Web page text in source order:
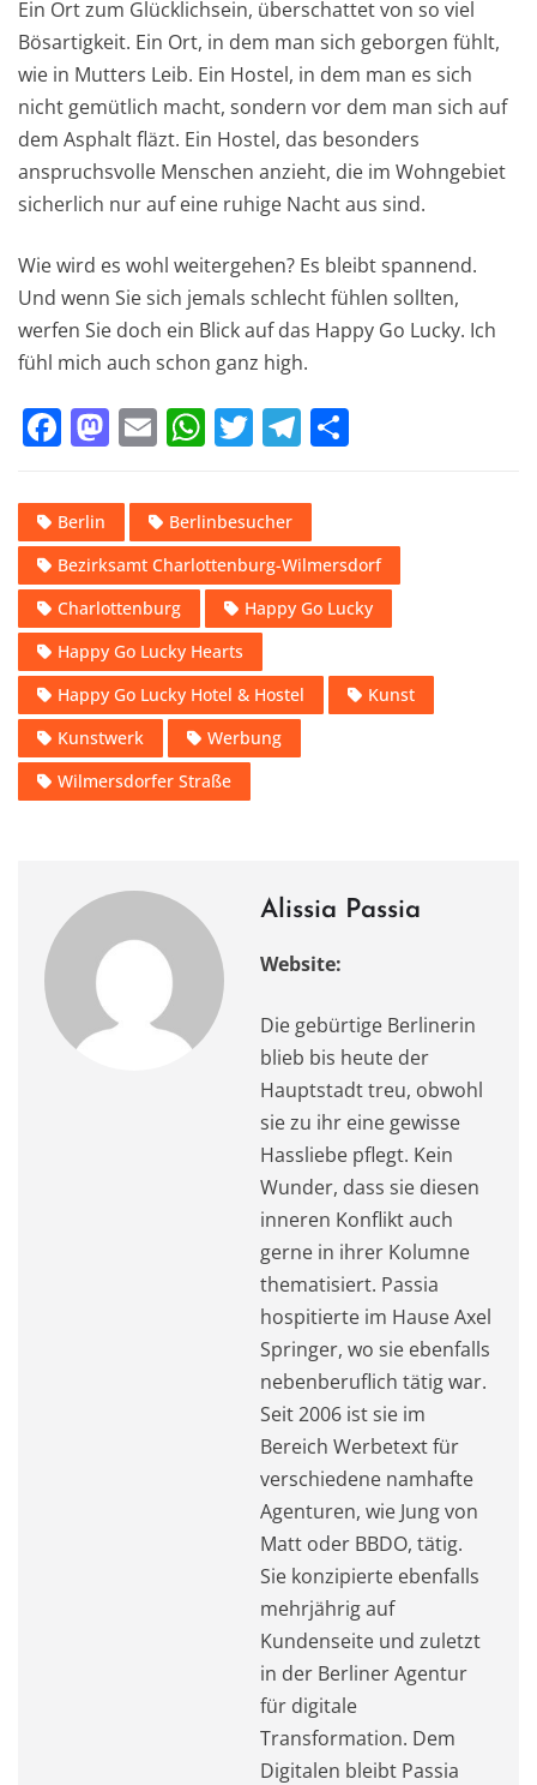
Ein Ort zum Glücklichsein, überschattet von so viel
Bösartigkeit. Ein Ort, in dem man sich geborgen fühlt,
wie in Mutters Leib. Ein Hostel, in dem man es sich
nicht gemütlich macht, sondern vor dem man sich auf
dem Asphalt fläzt. Ein Hostel, das besonders
anspruchsvolle Menschen anzieht, die im Wohngebiet
sicherlich nur auf eine ruhige Nacht aus sind.
Wie wird es wohl weitergehen? Es bleibt spannend.
Und wenn Sie sich jemals schlecht fühlen sollten,
werfen Sie doch ein Blick auf das Happy Go Lucky. Ich
fühl mich auch schon ganz high.
F
c
e
b
o
o
k
M
st
o
d
o
n
E
ai
l
W
at
s
A
p
p
T
it
te
r
T
e
gr
a
m
n
Berlin
Berlinbesucher
Bezirksamt Charlottenburg-Wilmersdorf
Charlottenburg
Happy Go Lucky
Happy Go Lucky Hearts
Happy Go Lucky Hotel & Hostel
Kunst
Kunstwerk
Werbung
Wilmersdorfer Straße
Alissia Passia
Website:
Die gebürtige Berlinerin
blieb bis heute der
Hauptstadt treu, obwohl
sie zu ihr eine gewisse
Hassliebe pflegt. Kein
Wunder, dass sie diesen
inneren Konflikt auch
gerne in ihrer Kolumne
thematisiert. Passia
hospitierte im Hause Axel
Springer, wo sie ebenfalls
nebenberuflich tätig war.
Seit 2006 ist sie im
Bereich Werbetext für
verschiedene namhafte
Agenturen, wie Jung von
Matt oder BBDO, tätig.
Sie konzipierte ebenfalls
mehrjährig auf
Kundenseite und zuletzt
in der Berliner Agentur
für digitale
Transformation. Dem
Digitalen bleibt Passia